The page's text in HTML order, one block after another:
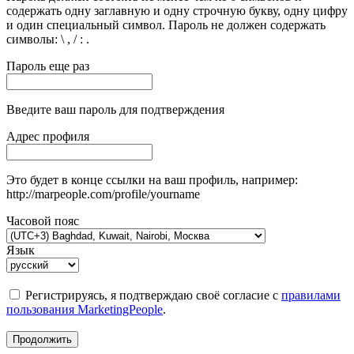
содержать одну заглавную и одну строчную букву, одну цифру
и один специальный символ. Пароль не должен содержать
символы: \ , / : .
Пароль еще раз
Введите ваш пароль для подтверждения
Адрес профиля
Это будет в конце ссылки на ваш профиль, например:
http://marpeople.com/profile/yourname
Часовой пояс
Язык
Регистрируясь, я подтверждаю своё согласие с правилами
пользования MarketingPeople.
Продолжить